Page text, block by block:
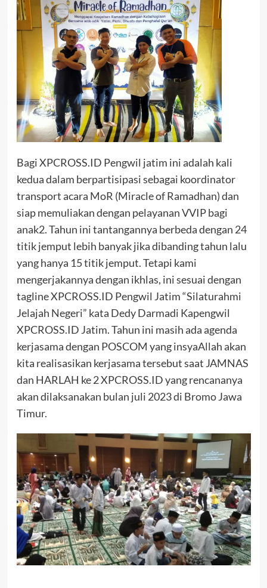
Bagi XPCROSS.ID Pengwil jatim ini adalah kali
kedua dalam berpartisipasi sebagai koordinator
transport acara MoR (Miracle of Ramadhan) dan
siap memuliakan dengan pelayanan VVIP bagi
anak2. Tahun ini tantangannya berbeda dengan 24
titik jemput lebih banyak jika dibanding tahun lalu
yang hanya 15 titik jemput. Tetapi kami
mengerjakannya dengan ikhlas, ini sesuai dengan
tagline XPCROSS.ID Pengwil Jatim “Silaturahmi
Jelajah Negeri” kata Dedy Darmadi Kapengwil
XPCROSS.ID Jatim. Tahun ini masih ada agenda
kerjasama dengan POSCOM yang insyaAllah akan
kita realisasikan kerjasama tersebut saat JAMNAS
dan HARLAH ke 2 XPCROSS.ID yang rencananya
akan dilaksanakan bulan juli 2023 di Bromo Jawa
Timur.